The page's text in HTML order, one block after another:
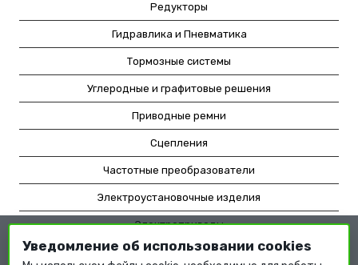
Редукторы
Гидравлика и Пневматика
Тормозные системы
Углеродные и графитовые решения
Приводные ремни
Сцепления
Частотные преобразователи
Электроустановочные изделия
Электроприводы
Насосное оборудование
Уведомление об использовании cookies